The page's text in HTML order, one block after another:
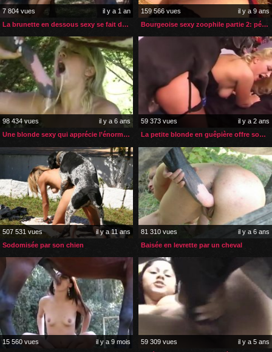
7 804 vues
il y a 1 an
La brunette en dessous sexy se fait démonter par son cheval
159 566 vues
il y a 9 ans
Bourgeoise sexy zoophile partie 2: pénétrations
98 434 vues
il y a 6 ans
Une blonde sexy qui apprécie l’énorme sexe de son cheval
59 373 vues
il y a 2 ans
La petite blonde en guêpière offre son gros cul à son chien
507 531 vues
il y a 11 ans
Sodomisée par son chien
81 310 vues
il y a 6 ans
Baisée en levrette par un cheval
15 560 vues
il y a 9 mois
59 309 vues
il y a 5 ans